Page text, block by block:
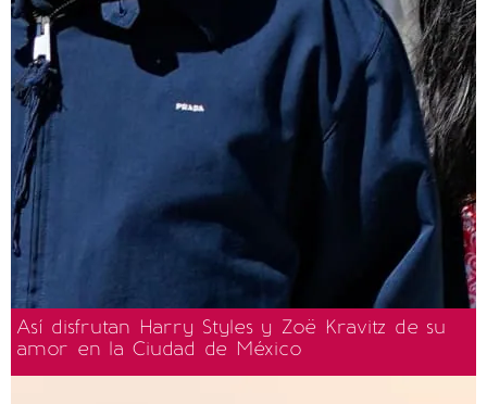
Así disfrutan Harry Styles y Zoë Kravitz de su
amor en la Ciudad de México